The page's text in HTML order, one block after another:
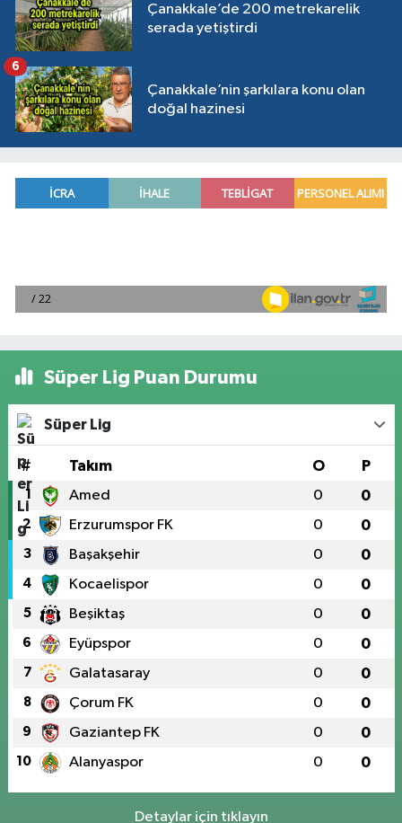
Çanakkale’de 200 metrekarelik
serada yetiştirdi
Çanakkale’nin şarkılara konu olan
doğal hazinesi
6
Süper Lig Puan Durumu
Süper Lig
# Takım O P
1 Amed 0 0
2 Erzurumspor FK 0 0
3 Başakşehir 0 0
4 Kocaelispor 0 0
5 Beşiktaş 0 0
6 Eyüpspor 0 0
7 Galatasaray 0 0
8 Çorum FK 0 0
9 Gaziantep FK 0 0
10 Alanyaspor 0 0
Detaylar için tıklayın